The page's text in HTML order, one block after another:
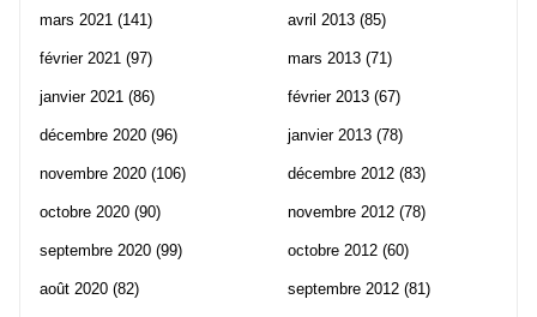
mars 2021 (141)
février 2021 (97)
janvier 2021 (86)
décembre 2020 (96)
novembre 2020 (106)
octobre 2020 (90)
septembre 2020 (99)
août 2020 (82)
avril 2013 (85)
mars 2013 (71)
février 2013 (67)
janvier 2013 (78)
décembre 2012 (83)
novembre 2012 (78)
octobre 2012 (60)
septembre 2012 (81)